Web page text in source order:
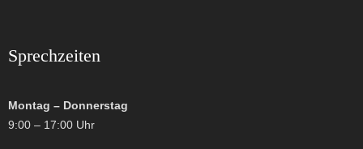
Sprechzeiten
Montag – Donnerstag
9:00 – 17:00 Uhr